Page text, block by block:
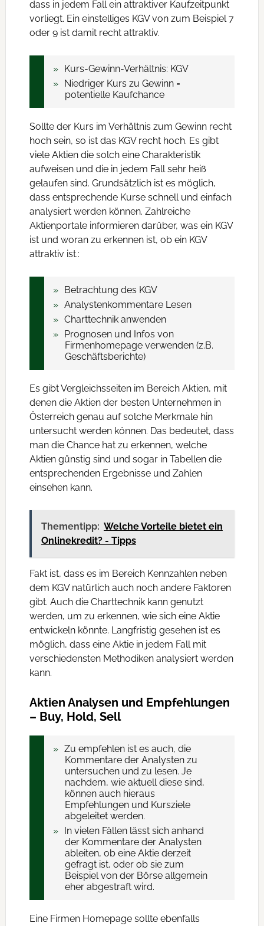
dass in jedem Fall ein attraktiver Kaufzeitpunkt
vorliegt. Ein einstelliges KGV von zum Beispiel 7
oder 9 ist damit recht attraktiv.
Kurs-Gewinn-Verhältnis: KGV
Niedriger Kurs zu Gewinn =
potentielle Kaufchance
Sollte der Kurs im Verhältnis zum Gewinn recht
hoch sein, so ist das KGV recht hoch. Es gibt
viele Aktien die solch eine Charakteristik
aufweisen und die in jedem Fall sehr heiß
gelaufen sind. Grundsätzlich ist es möglich,
dass entsprechende Kurse schnell und einfach
analysiert werden können. Zahlreiche
Aktienportale informieren darüber, was ein KGV
ist und woran zu erkennen ist, ob ein KGV
attraktiv ist.:
Betrachtung des KGV
Analystenkommentare Lesen
Charttechnik anwenden
Prognosen und Infos von
Firmenhomepage verwenden (z.B.
Geschäftsberichte)
Es gibt Vergleichsseiten im Bereich Aktien, mit
denen die Aktien der besten Unternehmen in
Österreich genau auf solche Merkmale hin
untersucht werden können. Das bedeutet, dass
man die Chance hat zu erkennen, welche
Aktien günstig sind und sogar in Tabellen die
entsprechenden Ergebnisse und Zahlen
einsehen kann.
Thementipp: Welche Vorteile bietet ein
Onlinekredit? - Tipps
Fakt ist, dass es im Bereich Kennzahlen neben
dem KGV natürlich auch noch andere Faktoren
gibt. Auch die Charttechnik kann genutzt
werden, um zu erkennen, wie sich eine Aktie
entwickeln könnte. Langfristig gesehen ist es
möglich, dass eine Aktie in jedem Fall mit
verschiedensten Methodiken analysiert werden
kann.
Aktien Analysen und Empfehlungen
– Buy, Hold, Sell
Zu empfehlen ist es auch, die
Kommentare der Analysten zu
untersuchen und zu lesen. Je
nachdem, wie aktuell diese sind,
können auch hieraus
Empfehlungen und Kursziele
abgeleitet werden.
In vielen Fällen lässt sich anhand
der Kommentare der Analysten
ableiten, ob eine Aktie derzeit
gefragt ist, oder ob sie zum
Beispiel von der Börse allgemein
eher abgestraft wird.
Eine Firmen Homepage sollte ebenfalls